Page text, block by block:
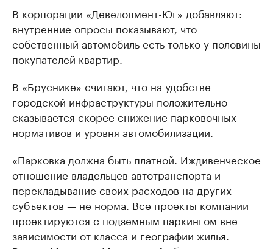
В корпорации «Девелопмент-Юг» добавляют:
внутренние опросы показывают, что
собственный автомобиль есть только у половины
покупателей квартир.
В «Бруснике» считают, что на удобстве
городской инфраструктуры положительно
сказывается скорее снижение парковочных
нормативов и уровня автомобилизации.
«Парковка должна быть платной. Иждивенческое
отношение владельцев автотранспорта и
перекладывание своих расходов на других
субъектов — не норма. Все проекты компании
проектируются с подземным паркингом вне
зависимости от класса и географии жилья.